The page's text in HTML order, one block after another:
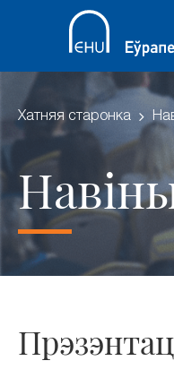
Хатняя старонка